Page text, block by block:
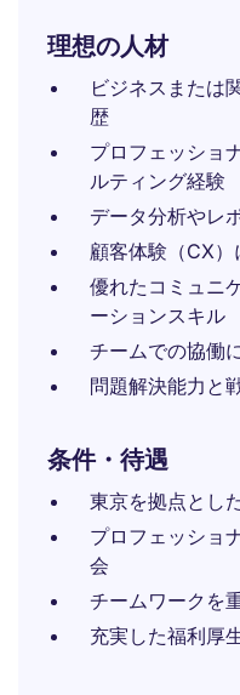
理想の人材
ビジネスまたは
歴
プロフェッショ
ルティング経験
データ分析やレ
顧客体験（CX
優れたコミュニ
ーションスキル
チームでの協働
問題解決能力と
条件・待遇
東京を拠点とし
プロフェッショ
会
チームワークを
充実した福利厚